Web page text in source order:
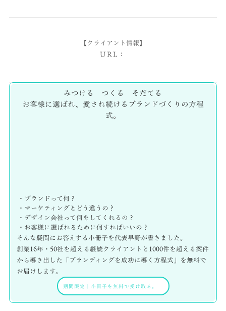
【クライアント情報】
URL：
みつける つくる そだてる
お客様に選ばれ、愛され続けるブランドづくりの方程
式。
・ブランドって何？
・マーケティングとどう違うの？
・デザイン会社って何をしてくれるの？
・お客様に選ばれるために何すればいいの？
そんな疑問にお答えする小冊子を代表早野が書きました。
創業16年・50社を超える継続クライアントと1000件を超える案件
から導き出した「ブランディングを成功に導く方程式」を無料で
お届けします。
期間限定 ｜ 小冊子を無料で受け取る。